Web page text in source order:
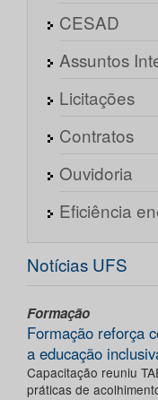
CESAD
Assuntos
Licitações
Contratos
Ouvidoria
Eficiência
Notícias UFS
Formação
Formação reforça
a educação
Capacitação reuniu
práticas de